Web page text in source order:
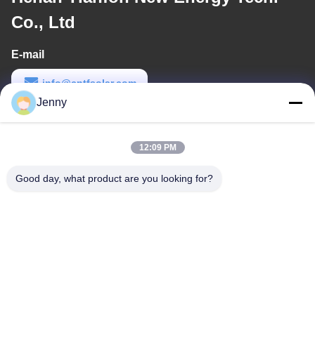
Co., Ltd
E-mail
info@cntfsolar.com
Werktijd
Jenny
12:09 PM
Good day, what product are you looking for?